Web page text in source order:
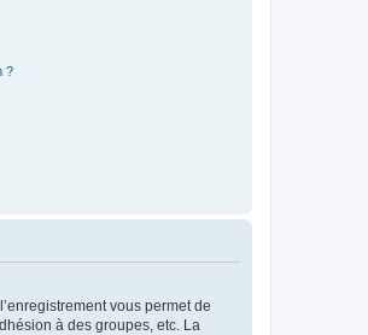
?
vous permet de
à des groupes, etc. La